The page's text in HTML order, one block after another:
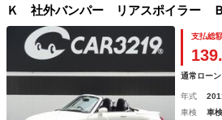
Ｋ 社外バンパー リアスポイラー
アルミ 社外マフラー ＭＯＭＯステ
オーディオ Ｂｌｕｅｔｏｏｔｈ Ｅ
支払総
139.
通常ローン
年式
車検
車